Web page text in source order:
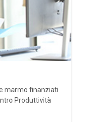
marmo finanziati
Produttività